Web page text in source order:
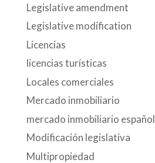
Legislative amendment
Legislative modification
Licencias
licencias turísticas
Locales comerciales
Mercado inmobiliario
mercado inmobiliario español
Modificación legislativa
Multipropiedad